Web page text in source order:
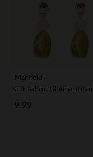
Manfield
9.99